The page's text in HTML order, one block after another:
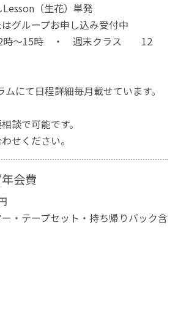
（生花）単発
グループお申し込み受付中
時〜15時 ・ 週末クラス 12
にて日程詳細毎月載せています。
談で可能です。
せください。
会費
・テープセット・持ち帰りバック含